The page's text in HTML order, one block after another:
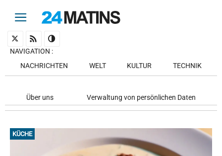
NAVIGATION :
NACHRICHTEN
WELT KULTUR TECHNIK
Über uns Verwaltung von persönlichen Daten
KÜCHE